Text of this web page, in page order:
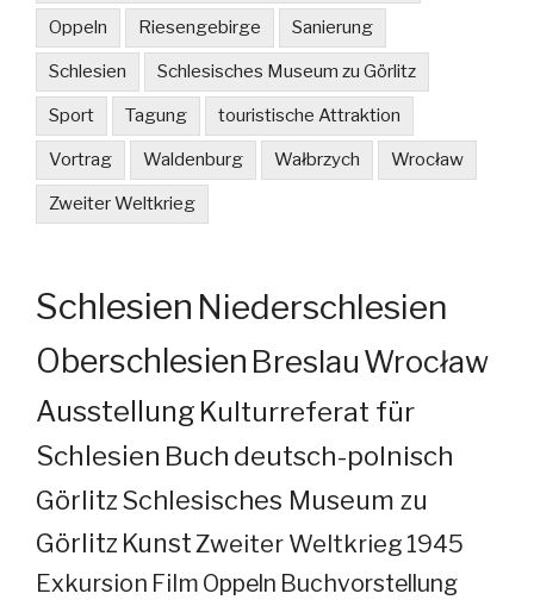
Oppeln Riesengebirge Sanierung
Schlesien Schlesisches Museum zu Görlitz
Sport Tagung touristische Attraktion
Vortrag Waldenburg Wałbrzych Wrocław
Zweiter Weltkrieg
Schlesien Niederschlesien
Oberschlesien Breslau Wrocław
Ausstellung Kulturreferat für
Schlesien Buch deutsch-polnisch
GörlitzSchlesisches Museum zu
Görlitz KunstZweiter Weltkrieg 1945
Exkursion Film Oppeln Buchvorstellung